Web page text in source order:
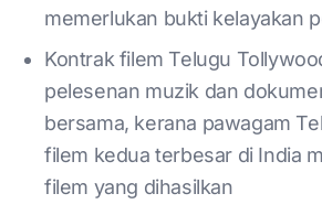
memerlukan bukti kelayakan
Kontrak filem Telugu
pelesenan muzik dan
bersama, kerana pawagam
filem kedua terbesar di India
filem yang dihasilkan